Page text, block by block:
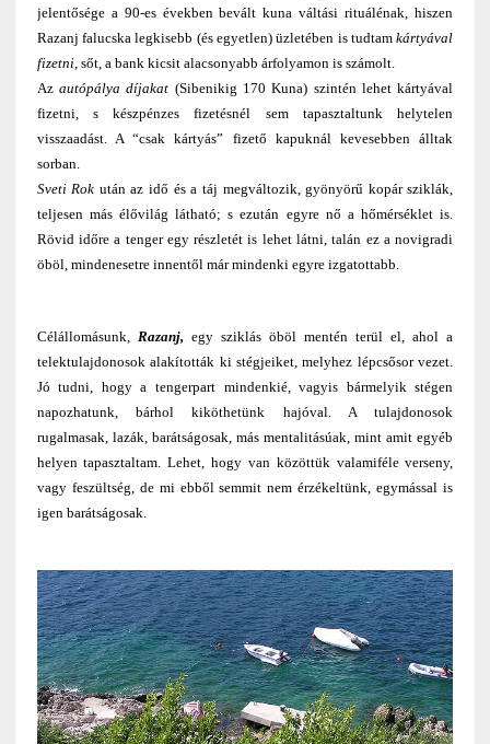
jelentősége a 90-es években bevált kuna váltási rituálénak, hiszen
Razanj falucska legkisebb (és egyetlen) üzletében is tudtamkártyával
fizetni, sőt, a bank kicsit alacsonyabb árfolyamon is számolt.
Az autópálya díjakat (Sibenikig 170 Kuna) szintén lehet kártyával
fizetni, s készpénzes fizetésnél sem tapasztaltunk helytelen
visszaadást. A “csak kártyás” fizető kapuknál kevesebben álltak
sorban.
Sveti Rok után az idő és a táj megváltozik, gyönyörű kopár sziklák,
teljesen más élővilág látható; s ezután egyre nő a hőmérséklet is.
Rövid időre a tenger egy részletét is lehet látni, talán ez a novigradi
öböl, mindenesetre innentől már mindenki egyre izgatottabb.
Célállomásunk, Razanj,egy sziklás öböl mentén terül el, ahol a
telektulajdonosok alakították ki stégjeiket, melyhez lépcsősor vezet.
Jó tudni, hogy a tengerpart mindenkié, vagyis bármelyik stégen
napozhatunk, bárhol kiköthetünk hajóval. A tulajdonosok
rugalmasak, lazák, barátságosak, más mentalitásúak, mint amit egyéb
helyen tapasztaltam. Lehet, hogy van közöttük valamiféle verseny,
vagy feszültség, de mi ebből semmit nem érzékeltünk, egymással is
igen barátságosak.